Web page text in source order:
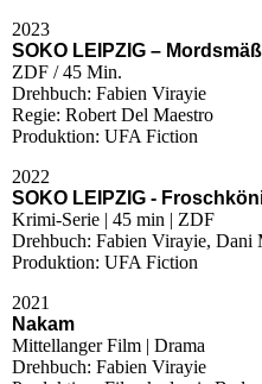
2023
SOKO LEIPZIG –
ZDF / 45 Min.
Drehbuch: Fabien Virayie
Regie: Robert Del Maestro
Produktion: UFA Fiction
2022
SOKO LEIPZIG -
Krimi-Serie | 45 min | ZDF
Drehbuch: Fabien Virayie, Dani
Produktion: UFA Fiction
2021
Nakam
Mittellanger Film | Drama
Drehbuch: Fabien Virayie